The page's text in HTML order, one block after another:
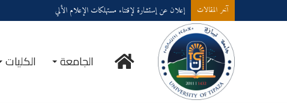
آخر المقالات إعلان عن إستشارة لإقتناء مستهلكات الإعلام الألي
الرئيسيةالجامعة الكليات